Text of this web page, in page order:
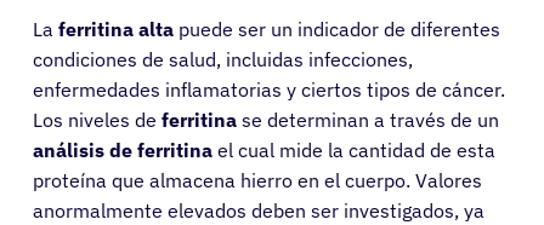
La ferritina alta puede ser un indicador de diferentes
condiciones de salud, incluidas infecciones,
enfermedades inflamatorias y ciertos tipos de cáncer.
Los niveles de ferritina se determinan a través de un
análisis de ferritina el cual mide la cantidad de esta
proteína que almacena hierro en el cuerpo. Valores
anormalmente elevados deben ser investigados, ya